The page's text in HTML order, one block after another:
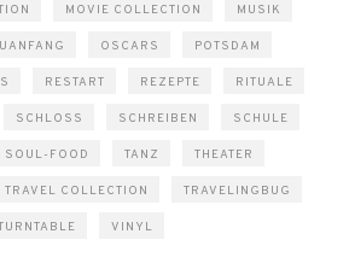
MOVIE COLLECTION MUSIK
OSCARS POTSDAM
RESTART REZEPTE RITUALE
SCHLOSS SCHREIBEN SCHULE
SOUL-FOOD TANZ THEATER
TRAVEL COLLECTION TRAVELINGBUG
VINYL